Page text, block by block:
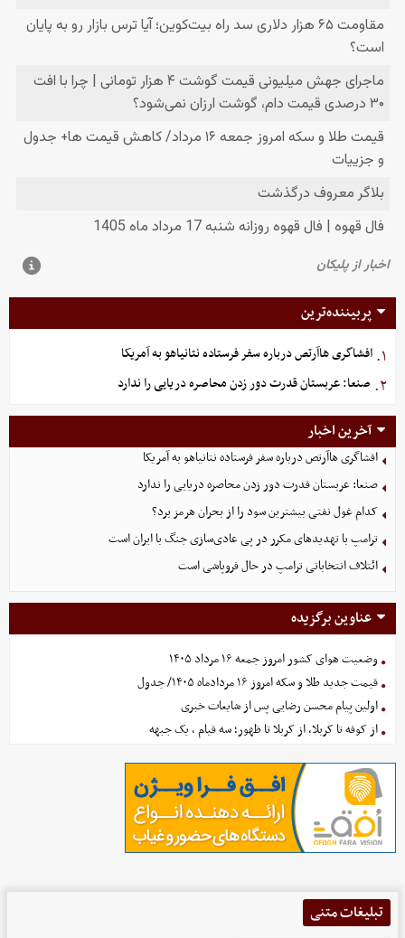
پربیننده‌ترین
۱. افشاگری هاآرتص درباره سفر فرستاده نتانیاهو به آمریکا
۲. صنعا: عربستان قدرت دور زدن محاصره دریایی را ندارد
آخرین اخبار
افشاگری هاآرتص درباره سفر فرستاده نتانیاهو به آمریکا
صنعا: عربستان قدرت دور زدن محاصره دریایی را ندارد
کدام غول نفتی بیشترین سود را از بحران هرمز برد؟
ترامپ با تهدیدهای مکرر در پی عادی‌سازی جنگ با ایران است
ائتلاف انتخاباتی ترامپ در حال فروپاشی است
عناوین برگزیده
وضعیت هوای کشور امروز جمعه ۱۶ مرداد ۱۴۰۵
قیمت جدید طلا و سکه امروز ۱۶ مردادماه ۱۴۰۵/ جدول
اولین پیام محسن رضایی پس از شایعات خبری
از کوفه تا کربلا، از کربلا تا ظهور؛ سه قیام ، یک جبهه
تبلیغات متنی